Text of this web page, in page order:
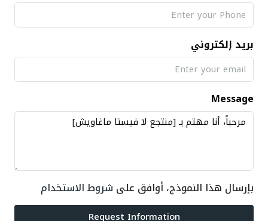
بريد إلكتروني
Message
بإرسال هذا النموذج، أوافق علىشروط الاستخدام
Request Information